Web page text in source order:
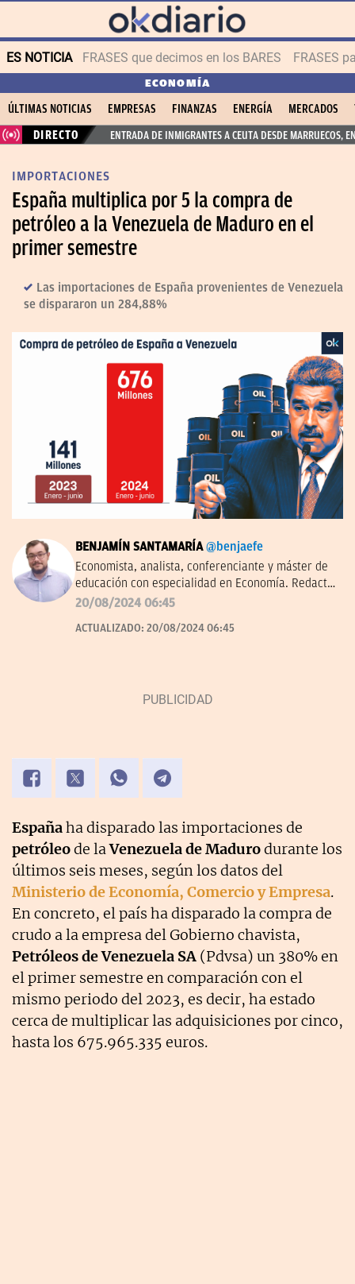
ES NOTICIA FRASES que decimos en los BARES FRASES
ECONOMÍA
ÚLTIMAS NOTICIAS EMPRESAS FINANZAS ENERGÍA MERCADOS
DIRECTO
ENTRADA DE INMIGRANTES A CEUTA DESDE MARRUECOS,
IMPORTACIONES
España multiplica por 5 la compra de
petróleo a la Venezuela de Maduro en el
primer semestre
Las importaciones de España provenientes de Venezuela
se dispararon un 284,88%
BENJAMÍN SANTAMARÍA @benjaefe
Economista, analista, conferenciante y máster de
educación con especialidad en Economía. Redactor
de economía y empresas en OKDIARIO y autor de
Juan de Mariana. Miembro de la junta directiva del
20/08/2024 06:45
ACTUALIZADO: 20/08/2024 06:45
Españaha disparado las importaciones de
petróleode laVenezuela de Madurodurante los
últimos seis meses, según los datos del
Ministerio de Economía, Comercio y Empresa.
En concreto, el país ha disparado la compra de
crudo a la empresa del Gobierno chavista,
Petróleos de Venezuela SA (Pdvsa) un 380% en
el primer semestre en comparación con el
mismo periodo del 2023, es decir, ha estado
cerca de multiplicar las adquisiciones por cinco,
hasta los 675.965.335 euros.